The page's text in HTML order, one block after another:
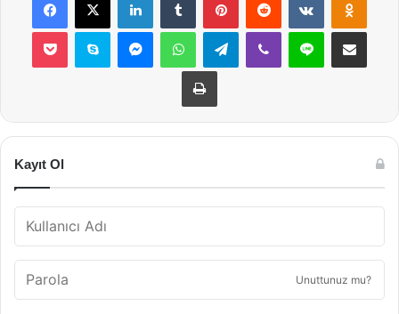
Pocket Skype MessengerWhatsAppTelegramViber Line E-Posta ile
Yazdır
Kayıt Ol
Unuttunuz mu?